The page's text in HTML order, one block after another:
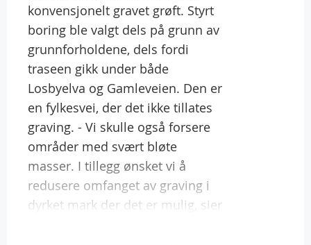
konvensjonelt gravet grøft. Styrt
boring ble valgt dels på grunn av
grunnforholdene, dels fordi
traseen gikk under både
Losbyelva og Gamleveien. Den er
en fylkesvei, der det ikke tillates
graving. - Vi skulle også forsere
områder med svært bløte
masser. I tillegg ønsket vi å
redusere omfanget av graving i
dyrket mark der det er mulig, sier